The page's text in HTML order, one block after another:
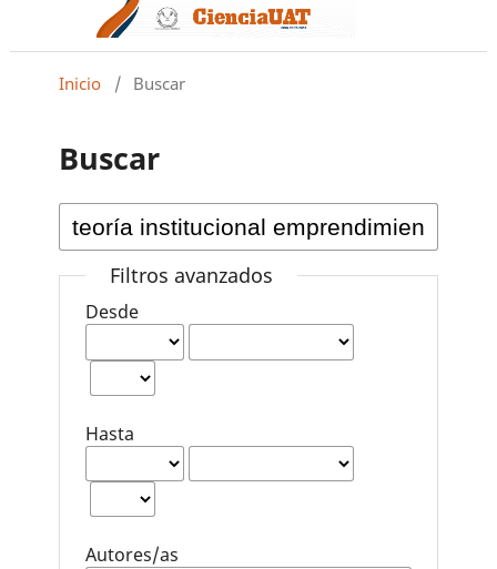
Inicio / Buscar
Buscar
Filtros avanzados
Desde
Hasta
Autores/as